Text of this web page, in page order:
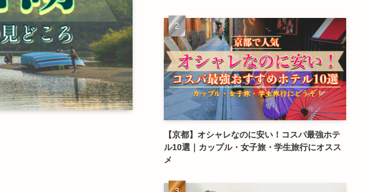
【京都】オシャレなのに安い！コスパ最強ホテ
ル10選｜カップル・女子旅・学生旅行にオスス
メ